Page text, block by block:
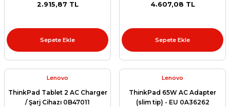
2.915,87 TL
Sepete Ekle
4.607,08 TL
Sepete Ekle
Lenovo
ThinkPad Tablet 2 AC Charger
/ Şarj Cihazı 0B47011
Lenovo
ThinkPad 65W AC Adapter
(slim tip) - EU 0A36262